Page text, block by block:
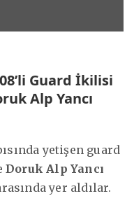
Guard İkilisi
Alp Yancı
yetişen guard
Doruk Alp Yancı
yer aldılar.